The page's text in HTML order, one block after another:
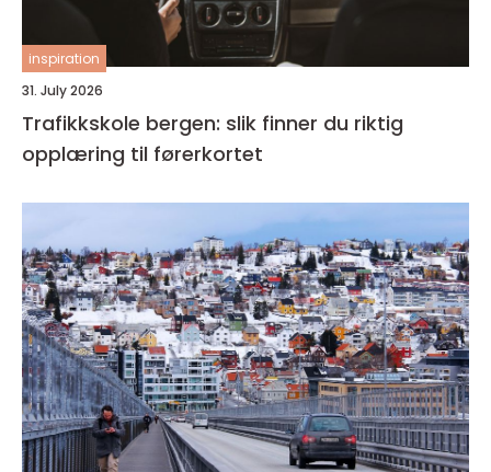
inspiration
31. July 2026
Trafikkskole bergen: slik finner du riktig
opplæring til førerkortet